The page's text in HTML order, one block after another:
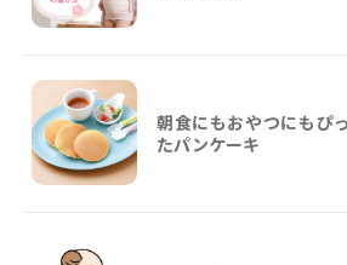
朝食にもおやつにもぴ
たパンケーキ